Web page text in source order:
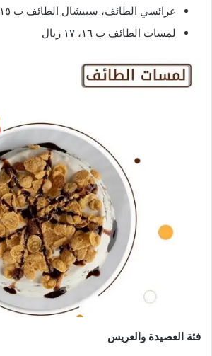
عرائسي الطائف، سبيشال الطائف ب ١٥، ١٦ ريال
لمسات الطائف ب ١٦، ١٧ ريال
فئة العصيدة والعريس